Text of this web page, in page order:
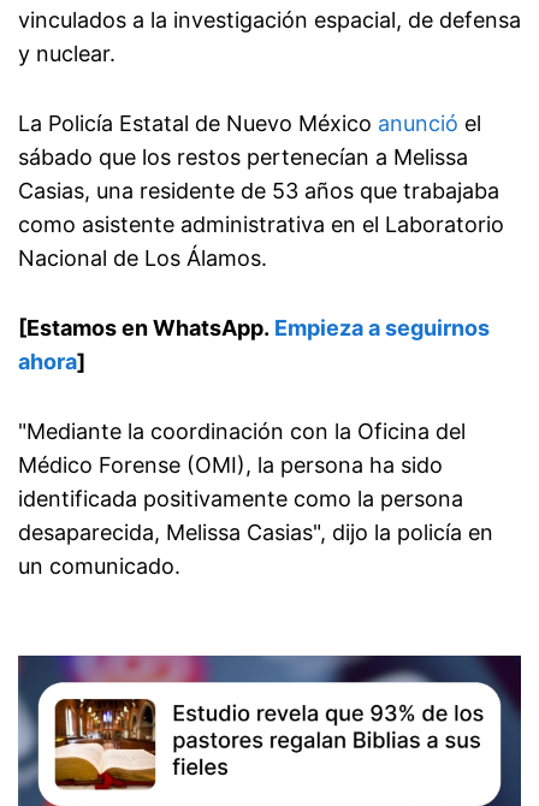
vinculados a la investigación espacial, de defensa
y nuclear.
La Policía Estatal de Nuevo México anunció el
sábado que los restos pertenecían a Melissa
Casias, una residente de 53 años que trabajaba
como asistente administrativa en el Laboratorio
Nacional de Los Álamos.
[Estamos en WhatsApp. Empieza a seguirnos
ahora]
"Mediante la coordinación con la Oficina del
Médico Forense (OMI), la persona ha sido
identificada positivamente como la persona
desaparecida, Melissa Casias", dijo la policía en
un comunicado.